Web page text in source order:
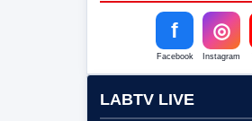
f
Facebook
◎
Instagram
LABTV LIVE